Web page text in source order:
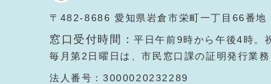
〒482-8686 愛知県岩倉市栄町一丁目66番
窓口受付時間：平日午前9時から午後4時。
毎月第2日曜日は、市民窓口課の証明発行業
法人番号：3000020232289